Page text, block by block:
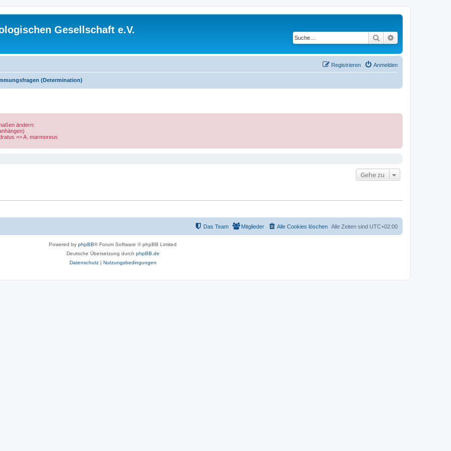
Gesellschaft e.V.
Suche
Anmelden
Registrieren
(Determination)
ändern:
=> A. marmoreus
Gehe zu
Alle Zeiten sind UTC+02:00
Alle Cookies löschen
Mitglieder
Das Team
Powered by phpBB® Forum Software © phpBB Limited
Deutsche Übersetzung durch phpBB.de
Datenschutz| Nutzungsbedingungen